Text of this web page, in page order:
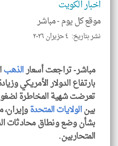
اخبار الكويت
موقع كل يوم -مباشر
نشر بتاريخ: ٤ حزيران ٢٠٢٦
مباشر- تراجعت أسعارالذهب
بارتفاع الدولار الأمريكي
تعرضت شهية المخاطرة
بينالولايات المتحدة
بشأن وضع ونطاق محادثات
المتحاربين.